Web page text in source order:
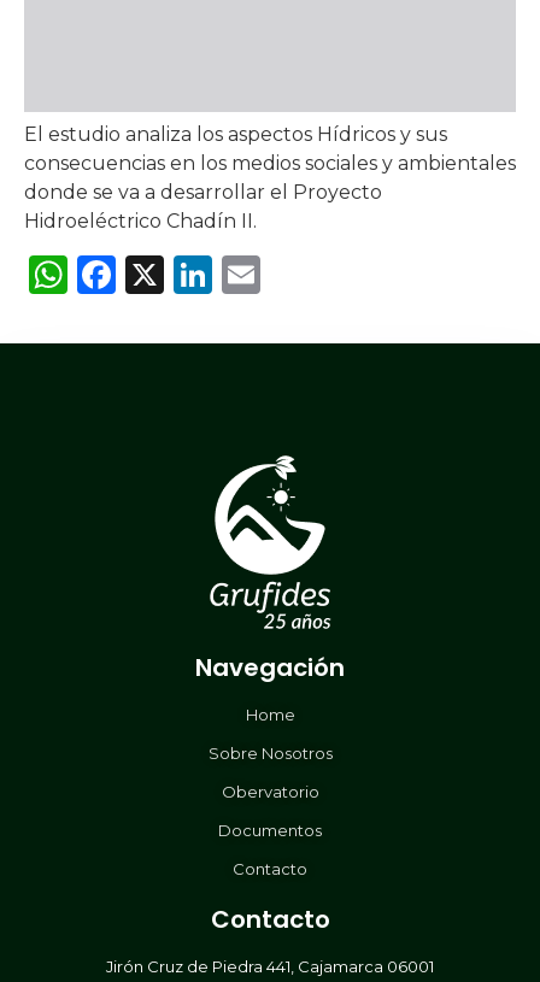
El estudio analiza los aspectos Hídricos y sus
consecuencias en los medios sociales y ambientales
donde se va a desarrollar el Proyecto
Hidroeléctrico Chadín II.
WhatsApp
Facebook
X LinkedIn
Navegación
Home
Sobre Nosotros
Obervatorio
Documentos
Contacto
Contacto
Jirón Cruz de Piedra 441, Cajamarca 06001